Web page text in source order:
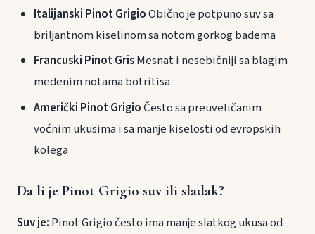
Italijanski Pinot GrigioObično je potpuno suv sa
briljantnom kiselinom sa notom gorkog badema
Francuski Pinot GrisMesnat i nesebičniji sa blagim
medenim notama botritisa
Američki Pinot GrigioČesto sa preuveličanim
voćnim ukusima i sa manje kiselosti od evropskih
kolega
Da li je Pinot Grigio suv ili sladak?
Suv je: Pinot Grigio često ima manje slatkog ukusa od